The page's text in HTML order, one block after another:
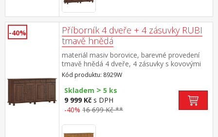
-40%
Příborník 4 dveře + 4 zásuvky RUBI
tmavě hnědá
materiál masiv borovice, barevné provedení
tmavě hnědá 4 dveře, 4 zásuvky s kovovými
pojezdy, 2 police
Kód produktu: 8929W
Skladem > 5 ks
9 999 Kč s DPH
-40% 16 699 Kč **